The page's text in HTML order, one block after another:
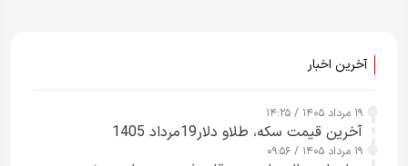
آخرین اخبار
۱۹ مرداد ۱۴۰۵ / ۱۴:۲۵
آخرین قیمت سکه، طلاو دلار19مرداد 1405
۱۹ مرداد ۱۴۰۵ / ۰۹:۵۶